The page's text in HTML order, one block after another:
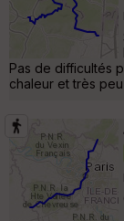
Pas de difficultés
chaleur et très